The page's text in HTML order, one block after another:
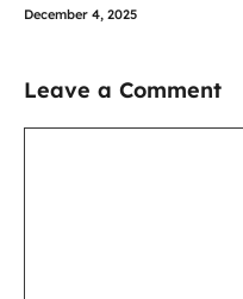
December 4, 2025
Leave a Comment